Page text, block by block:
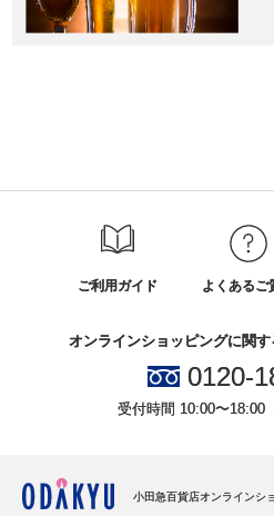
ご利用ガイド よくあるご
オンラインショッピングに関
0120-
受付時間 10:00〜18:00
小田急百貨店オンラインシ